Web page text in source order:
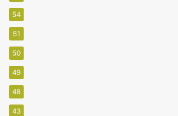
54
51
50
49
48
43